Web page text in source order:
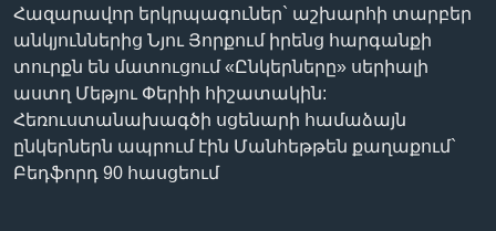
Հազարավոր երկրպագուներ` աշխարհի տարբեր
անկյուններից Նյու Յորքում իրենց հարգանքի
տուրքն են մատուցում «Ընկերները» սերիալի
աստղ Մեթյու Փերիի հիշատակին:
Հեռուստանախագծի սցենարի համաձայն
ընկերներն ապրում էին Մանհեթթեն քաղաքում`
Բեդֆորդ 90 հասցեում